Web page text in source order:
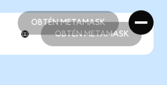
OBTÉN METAMASK
OBTÉN METAMASK
OBTÉN METAMASK